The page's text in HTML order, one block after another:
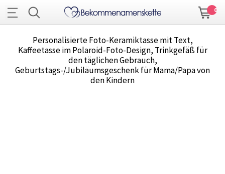
0
Personalisierte Foto-Keramiktasse mit Text,
Kaffeetasse im Polaroid-Foto-Design, Trinkgefäß für
den täglichen Gebrauch,
Geburtstags-/Jubiläumsgeschenk für Mama/Papa von
den Kindern